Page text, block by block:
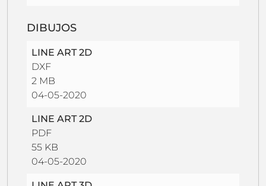
DIBUJOS
LINE ART 2D
DXF
2 MB
04-05-2020
LINE ART 2D
PDF
55 KB
04-05-2020